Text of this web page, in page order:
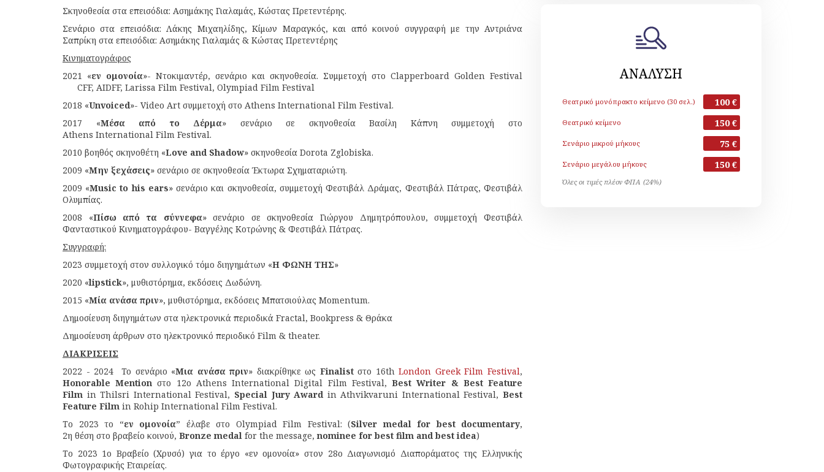
Σκηνοθεσία στα επεισόδια: Ασημάκης Γιαλαμάς, Κώστας Πρετεντέρης.
Σενάριο στα επεισόδια: Λάκης Μιχαηλίδης, Κίμων Μαραγκός, και από κοινού συγγραφή με την Αντριάνα
Σαπρίκη στα επεισόδια: Ασημάκης Γιαλαμάς & Κώστας Πρετεντέρης
Κινηματογράφος
2021 «εν ομονοία»- Ντοκιμαντέρ, σενάριο και σκηνοθεσία. Συμμετοχή στο Clapperboard Golden Festival
CFF, AIDFF, Larissa Film Festival, Olympiad Film Festival
2018 «Unvoiced»- Video Art συμμετοχή στο Athens International Film Festival.
2017 «Μέσα από το Δέρμα» σενάριο σε σκηνοθεσία Βασίλη Κάπνη συμμετοχή στο
Athens International Film Festival.
2010 βοηθός σκηνοθέτη «Love and Shadow» σκηνοθεσία Dorota Zglobiska.
2009 «Μην ξεχάσεις» σενάριο σε σκηνοθεσία Έκτωρα Σχηματαριώτη.
2009 «Music to his ears» σενάριο και σκηνοθεσία, συμμετοχή Φεστιβάλ Δράμας, Φεστιβάλ Πάτρας, Φεστιβάλ
Ολυμπίας.
2008 «Πίσω από τα σύννεφα» σενάριο σε σκηνοθεσία Γιώργου Δημητρόπουλου, συμμετοχή Φεστιβάλ
Φανταστικού Κινηματογράφου- Βαγγέλης Κοτρώνης & Φεστιβάλ Πάτρας.
Συγγραφή:
2023 συμμετοχή στον συλλογικό τόμο διηγημάτων «Η ΦΩΝΗ ΤΗΣ»
2020 «lipstick», μυθιστόρημα, εκδόσεις Δωδώνη.
2015 «Μία ανάσα πριν», μυθιστόρημα, εκδόσεις Μπατσιούλας Momentum.
Δημοσίευση διηγημάτων στα ηλεκτρονικά περιοδικά Fractal, Bookpress & Θράκα
Δημοσίευση άρθρων στο ηλεκτρονικό περιοδικό Film & theater.
ΔΙΑΚΡΙΣΕΙΣ
2022 - 2024 To σενάριο «Μια ανάσα πριν» διακρίθηκε ως Finalistστο 16thLondon Greek Film Festival,
Honorable Mention στο 12o Athens International Digital Film Festival,Best Writer & Best Feature
Film in Thilsri International Festival, Special Jury Awardin Athvikvaruni International Festival,Best
Feature Film in Rohip International Film Festival.
Το 2023 το “εν ομονοία” έλαβε στο Olympiad Film Festival: (Silver medal for best documentary,
2η θέση στο βραβείο κοινού, Bronze medal for the message, nominee for best film and best idea)
Το 2023 1ο Βραβείο (Χρυσό) για το έργο «εν ομονοία» στον 28ο Διαγωνισμό Διαποράματος της Ελληνικής
Φωτογραφικής Εταιρείας.
ΑΝΑΛΥΣΗ
Θεατρικό μονόπρακτο κείμενο (30 σελ.) 100 €
Θεατρικό κείμενο 150 €
Σενάριο μικρού μήκους 75 €
Σενάριο μεγάλου μήκους 150 €
Όλες οι τιμές πλέον ΦΠΑ (24%)